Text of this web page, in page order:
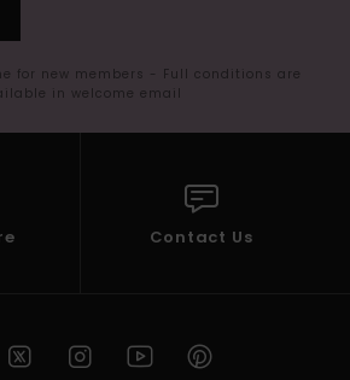
for new members - Full conditions are
in welcome email
Contact Us